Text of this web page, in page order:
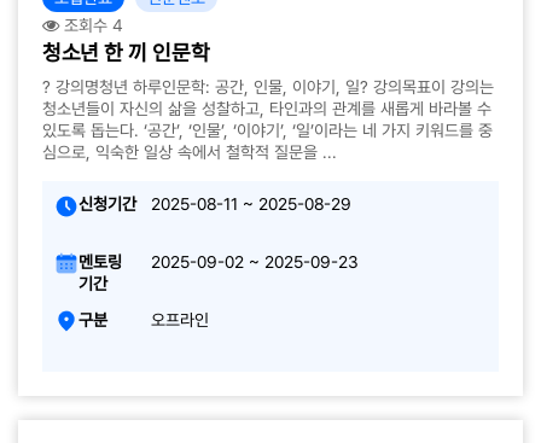
조회수 4
청소년 한 끼 인문학
? 강의명청년 하루인문학: 공간, 인물, 이야기, 일? 강의목표이 강의는
청소년들이 자신의 삶을 성찰하고, 타인과의 관계를 새롭게 바라볼 수
있도록 돕는다. ‘공간’, ‘인물’, ‘이야기’, ‘일’이라는 네 가지 키워드를 중
심으로, 익숙한 일상 속에서 철학적 질문을 ...
신청기간 2025-08-11 ~ 2025-08-29
멘토링
기간
2025-09-02 ~ 2025-09-23
구분 오프라인